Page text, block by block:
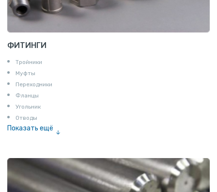
ФИТИНГИ
Тройники
Муфты
Переходники
Фланцы
Угольник
Отводы
Показать ещё
Соединение «американка»
Штуцеры
Сгоны